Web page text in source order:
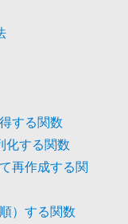
する関数
化する関数
再作成する関
）する関数